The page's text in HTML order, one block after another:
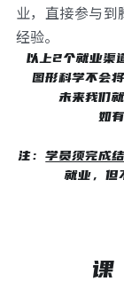
业，直接参与
经验。
以上2个就业渠
图形科学不会
未来我们
如
注：学员须完成
就业，但